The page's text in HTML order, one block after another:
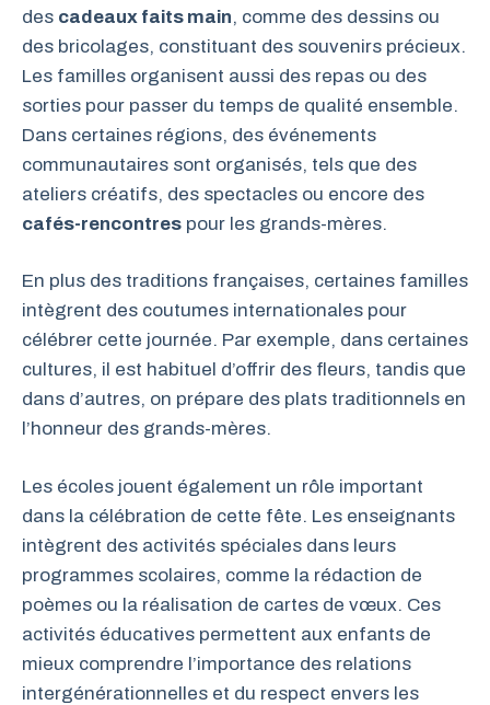
des cadeaux faits main, comme des dessins ou
des bricolages, constituant des souvenirs précieux.
Les familles organisent aussi des repas ou des
sorties pour passer du temps de qualité ensemble.
Dans certaines régions, des événements
communautaires sont organisés, tels que des
ateliers créatifs, des spectacles ou encore des
cafés-rencontres pour les grands-mères.
En plus des traditions françaises, certaines familles
intègrent des coutumes internationales pour
célébrer cette journée. Par exemple, dans certaines
cultures, il est habituel d’offrir des fleurs, tandis que
dans d’autres, on prépare des plats traditionnels en
l’honneur des grands-mères.
Les écoles jouent également un rôle important
dans la célébration de cette fête. Les enseignants
intègrent des activités spéciales dans leurs
programmes scolaires, comme la rédaction de
poèmes ou la réalisation de cartes de vœux. Ces
activités éducatives permettent aux enfants de
mieux comprendre l’importance des relations
intergénérationnelles et du respect envers les